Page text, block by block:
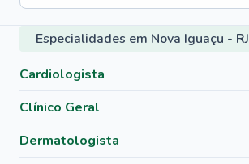
Especialidades em Nova Iguaçu - RJ
Cardiologista
Clínico Geral
Dermatologista